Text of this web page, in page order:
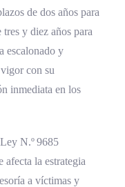
de dos años para
y diez años para
escalonado y
con su
inmediata en los
N.º 9685
afecta la estrategia
a víctimas y